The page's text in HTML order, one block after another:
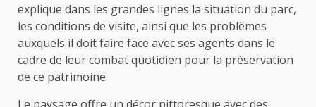
explique dans les grandes lignes la situation du parc,
les conditions de visite, ainsi que les problèmes
auxquels il doit faire face avec ses agents dans le
cadre de leur combat quotidien pour la préservation
de ce patrimoine.